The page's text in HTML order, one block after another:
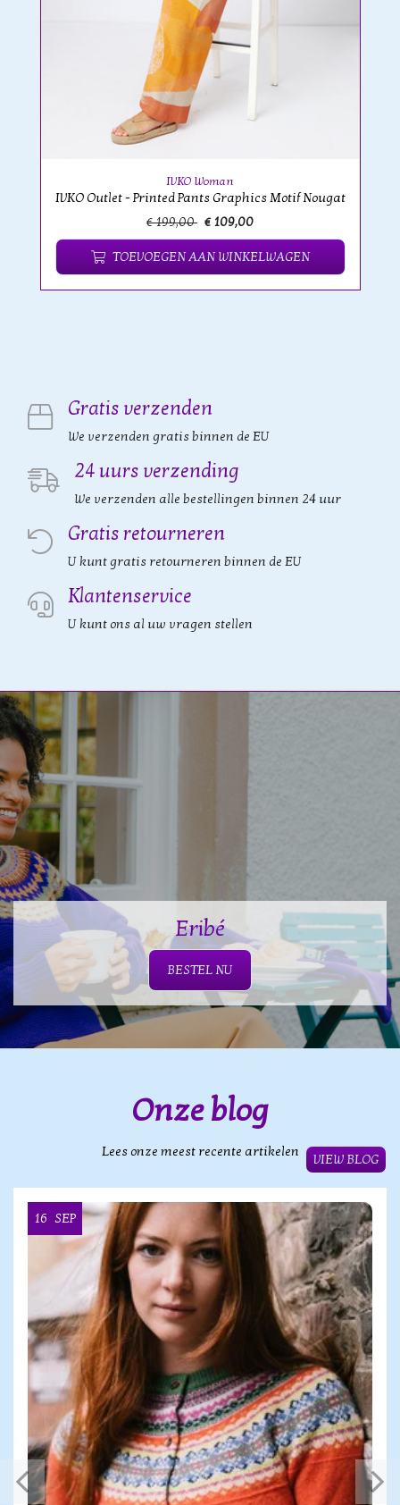
IVKO Woman
IVKO Outlet - Printed Pants Graphics Motif Nougat
€ 199,00 € 109,00
TOEVOEGEN AAN WINKELWAGEN
Gratis verzenden
We verzenden gratis binnen de EU
24 uurs verzending
We verzenden alle bestellingen binnen 24 uur
Gratis retourneren
U kunt gratis retourneren binnen de EU
Klantenservice
U kunt ons al uw vragen stellen
Eribé
BESTEL NU
Onze blog
Lees onze meest recente artikelen
VIEW BLOG
16 SEP